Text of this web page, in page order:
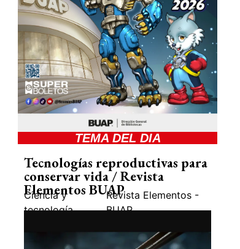
TEMA DEL DIA
Tecnologías reproductivas para
conservar vida / Revista
Elementos BUAP
Ciencia y
tecnología
Revista Elementos -
BUAP